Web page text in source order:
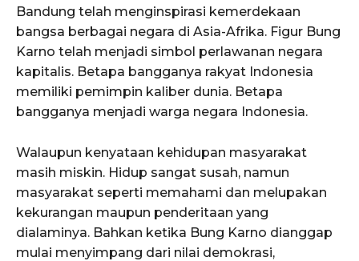
Bandung telah menginspirasi kemerdekaan
bangsa berbagai negara di Asia-Afrika. Figur Bung
Karno telah menjadi simbol perlawanan negara
kapitalis. Betapa bangganya rakyat Indonesia
memiliki pemimpin kaliber dunia. Betapa
bangganya menjadi warga negara Indonesia.
Walaupun kenyataan kehidupan masyarakat
masih miskin. Hidup sangat susah, namun
masyarakat seperti memahami dan melupakan
kekurangan maupun penderitaan yang
dialaminya. Bahkan ketika Bung Karno dianggap
mulai menyimpang dari nilai demokrasi,